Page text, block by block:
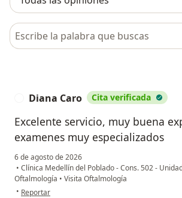
Busca en opiniones
Diana Caro Cita verificada
Excelente servicio, muy buena
examenes muy especializados
6 de agosto de 2026
• Clínica Medellín del Poblado - Cons. 502 -
Oftalmología • Visita Oftalmología
• en opinión del usuario Diana Caro
Reportar